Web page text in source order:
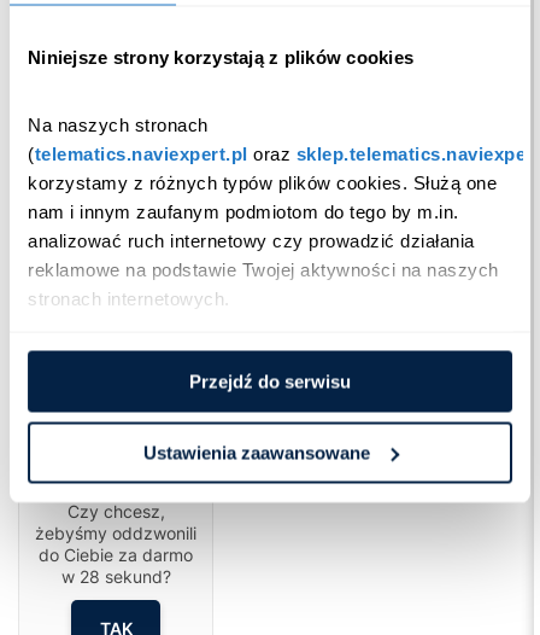
Niniejsze strony korzystają z plików cookies
Na naszych stronach
(telematics.naviexpert.pl oraz
korzystamy z różnych typów plików cookies. Służą one
nam i innym zaufanym podmiotom do tego by m.in.
analizować ruch internetowy czy prowadzić działania
reklamowe na podstawie Twojej aktywności na naszych
stronach internetowych.
Przejdź do serwisu
Ustawienia zaawansowane
Cześć!
Czy chcesz,
żebyśmy oddzwonili
do Ciebie za darmo
w 28 sekund?
TAK